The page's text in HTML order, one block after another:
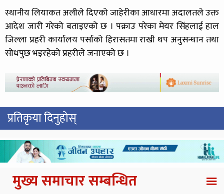
स्थानीय लियाकत अलीले दिएको जाहेरीका आधारमा अदालतले उक्त
आदेश जारी गरेको बताइएको छ । पक्राउ परेका मेयर सिंहलाई हाल
जिल्ला प्रहरी कार्यालय पर्साको हिरासतमा राखी थप अनुसन्धान तथा
सोधपुछ भइरहेको प्रहरीले जनाएको छ ।
प्रतिकृया दिनुहोस्
मुख्य समाचार सम्बन्धित